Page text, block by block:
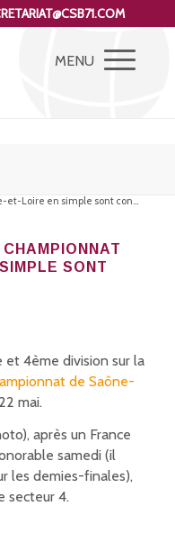
et-Loire en simple sont con...
SONT
4ème division sur la
de Saône-
mai.
après un France
samedi (il
les demies-finales),
secteur 4.